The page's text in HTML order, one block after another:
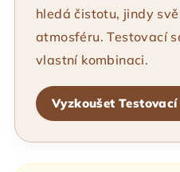
hledá čistotu, jindy
atmosféru. Testovací
vlastní kombinaci.
Vyzkoušet